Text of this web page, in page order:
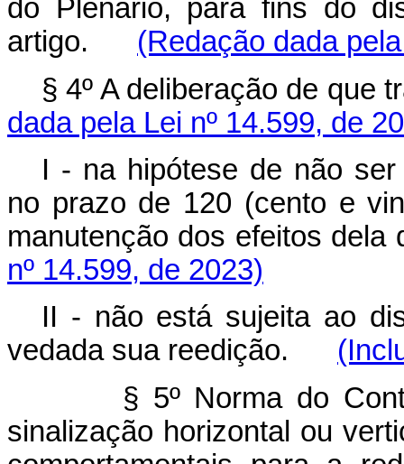
do Plenário, para fins do
artigo. (Redação dada
§ 4º A deliberação de
dada pela Lei nº 14.599, de
I - na hipótese de não
no prazo de 120 (cento e
manutenção dos efeitos
nº 14.599, de 2023)
II - não está sujeita ao
vedada sua reedição.
§ 5º Norma do
sinalização horizontal ou